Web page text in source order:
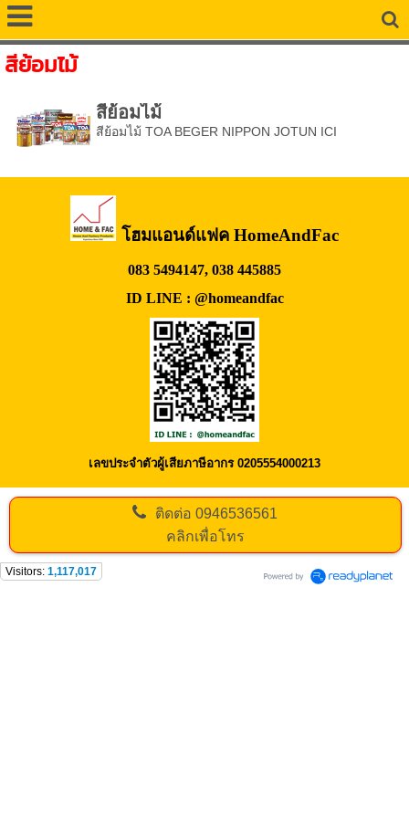
สีย้อมไม้
สีย้อมไม้
สีย้อมไม้ TOA BEGER NIPPON JOTUN ICI
โฮมแอนด์แฟค HomeAndFac
083 5494147, 038 445885
ID LINE : @homeandfac
เลขประจำตัวผู้เสียภาษีอากร 0205554000213
ติดต่อ0946536561
คลิกเพื่อโทร
Visitors: 1,117,017